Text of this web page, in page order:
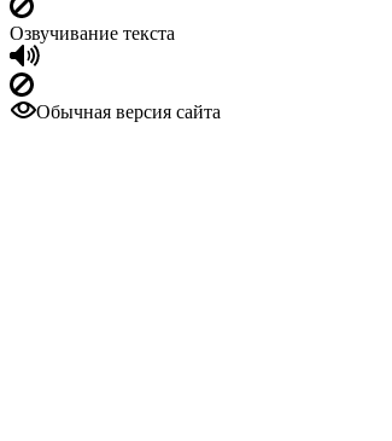
Озвучивание текста
Обычная версия сайта